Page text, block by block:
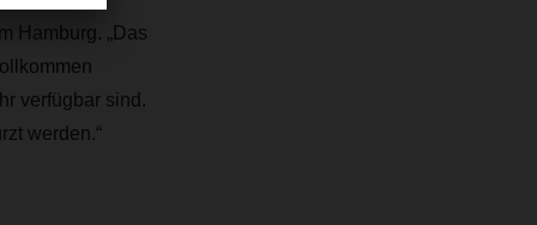
Hamburg. „Das
verfügbar sind.
werden.“